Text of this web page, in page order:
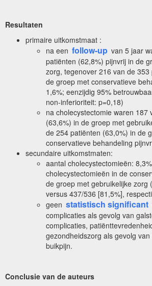
Resultaten
primaire uitkomstmaat :
na een follow-up van 5 jaar
patiënten (62,8%) pijnvrij in de
zorg, tegenover 216 van de
de groep met conservatieve
1,6%; eenzijdig 95%
non-inferioriteit: p=0,18)
na cholecystectomie waren 187
(63,6%) in de groep met
de 254 patiënten (63,0%) in de
conservatieve behandeling
secundaire uitkomstmaten:
aantal cholecystectomieën:
cholecystectomieën in de
de groep met gebruikelijke zorg
versus 437/536 [81,5%],
geen statistisch significant
complicaties als gevolg van
complicaties,
gezondheidszorg als gevolg
buikpijn.
Conclusie van de auteurs